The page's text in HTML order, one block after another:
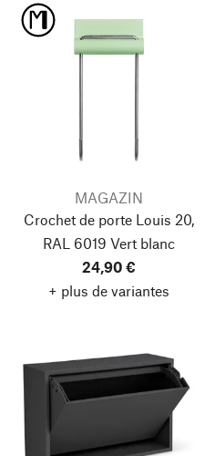
MAGAZIN
Crochet de porte Louis 20,
RAL 6019 Vert blanc
24,90 €
+ plus de variantes